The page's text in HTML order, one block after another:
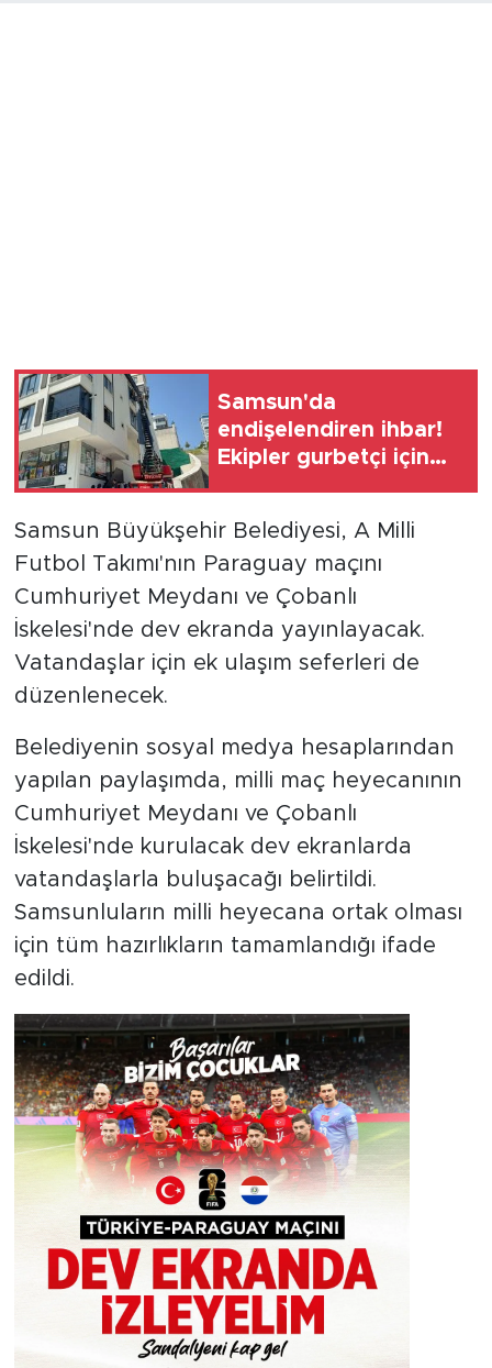
Samsun'da
endişelendiren ihbar!
Ekipler gurbetçi için
Samsun Büyükşehir Belediyesi, A Milli
Futbol Takımı'nın Paraguay maçını
Cumhuriyet Meydanı ve Çobanlı
İskelesi'nde dev ekranda yayınlayacak.
Vatandaşlar için ek ulaşım seferleri de
düzenlenecek.
Belediyenin sosyal medya hesaplarından
yapılan paylaşımda, milli maç heyecanının
Cumhuriyet Meydanı ve Çobanlı
İskelesi'nde kurulacak dev ekranlarda
vatandaşlarla buluşacağı belirtildi.
Samsunluların milli heyecana ortak olması
için tüm hazırlıkların tamamlandığı ifade
edildi.